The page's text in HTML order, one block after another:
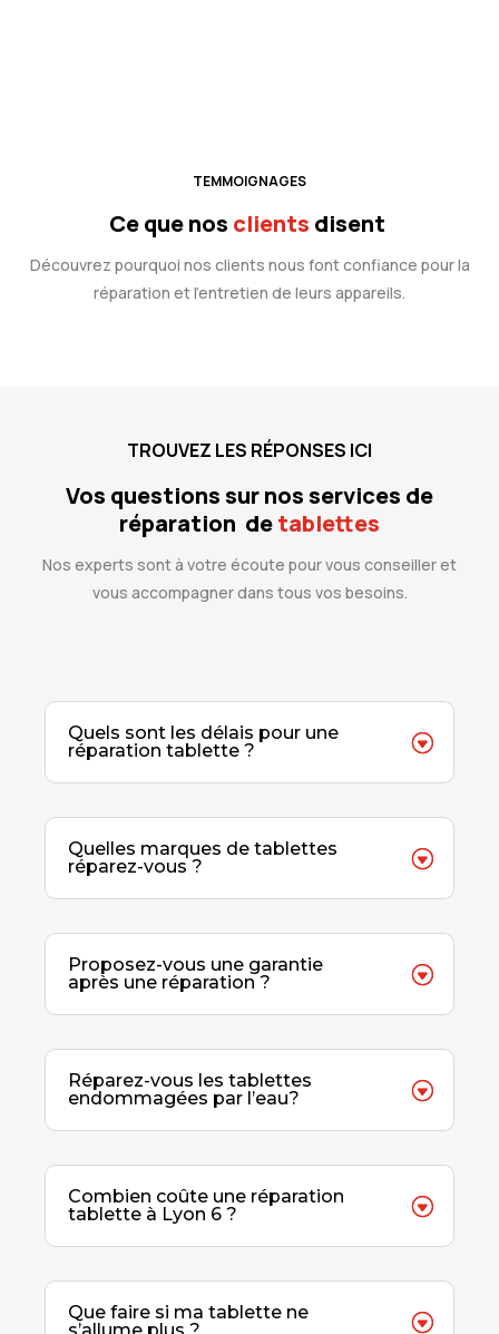
TEMMOIGNAGES
Ce que nos clients disent
Découvrez pourquoi nos clients nous font confiance pour la
réparation et l’entretien de leurs appareils.
TROUVEZ LES RÉPONSES ICI
Vos questions sur nos services de
réparation detablettes
Nos experts sont à votre écoute pour vous conseiller et
vous accompagner dans tous vos besoins.
Quels sont les délais pour une
réparation tablette ?
Quelles marques de tablettes
réparez-vous ?
Proposez-vous une garantie
après une réparation ?
Réparez-vous les tablettes
endommagées par l’eau?
Combien coûte une réparation
tablette à Lyon 6 ?
Que faire si ma tablette ne